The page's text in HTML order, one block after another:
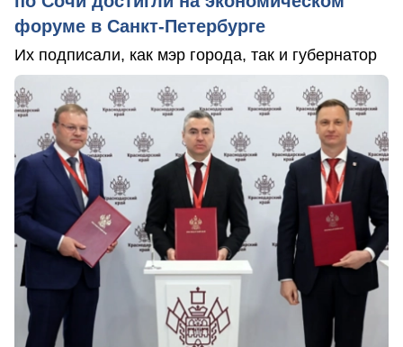
форуме в Санкт-Петербурге
Их подписали, как мэр города, так и губернатор